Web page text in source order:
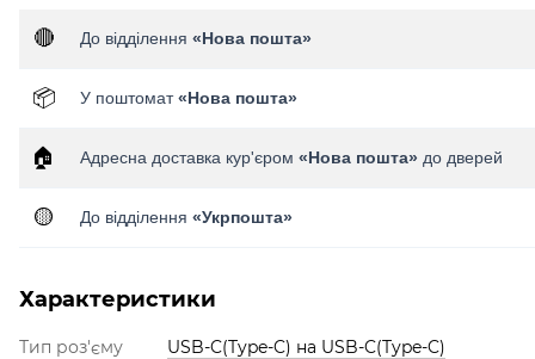
🔴 До відділення «Нова пошта»
📦 У поштомат«Нова пошта»
🏠 Адресна доставка кур'єром «Нова пошта» до дверей
🟡 До відділення «Укрпошта»
Характеристики
Тип роз'єму
USB-C(Type-C) на USB-C(Type-C)